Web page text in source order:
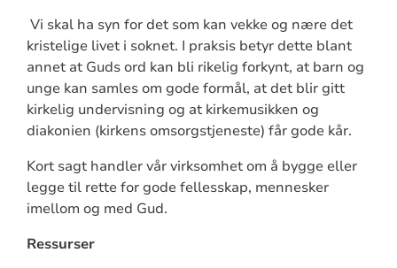
Vi skal ha syn for det som kan vekke og nære det
kristelige livet i soknet. I praksis betyr dette blant
annet at Guds ord kan bli rikelig forkynt, at barn og
unge kan samles om gode formål, at det blir gitt
kirkelig undervisning og at kirkemusikken og
diakonien (kirkens omsorgstjeneste) får gode kår.
Kort sagt handler vår virksomhet om å bygge eller
legge til rette for gode fellesskap, mennesker
imellom og med Gud.
Ressurser